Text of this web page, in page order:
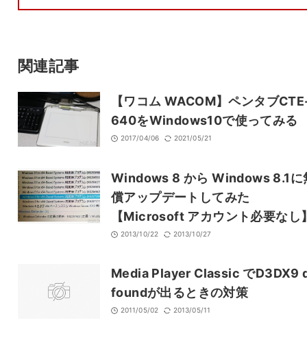
サイト
関連記事
【ワコム WACOM】ペンタブ
640をWindows10で使ってみる
2017/04/06 2021/05/21
Windows 8 から Windows 8.1に
償アップデートしてみた
【Microsoft アカウント必要なし
2013/10/22 2013/10/27
Media Player Classic でD3DX9
foundが出るときの対策
2011/05/02 2013/05/11